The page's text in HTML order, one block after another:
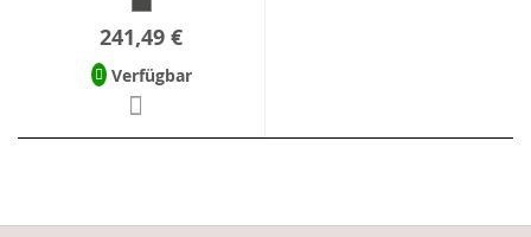
241,49 €
Verfügbar